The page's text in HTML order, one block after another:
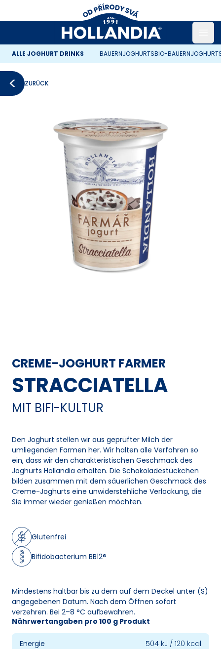
ALLE JOGHURT DRINKS BAUERNJOGHURTSBIO-
ZURÜCK
CREME-JOGHURT FARMER
STRACCIATELLA
MIT BIFI-KULTUR
Den Joghurt stellen wir aus geprüfter Milch der
umliegenden Farmen her. Wir halten alle Verfahren so
ein, dass wir den charakteristischen Geschmack des
Joghurts Hollandia erhalten. Die Schokoladestückchen
bilden zusammen mit dem säuerlichen Geschmack des
Creme-Joghurts eine unwiderstehliche Verlockung, die
Sie immer wieder genießen möchten.
Glutenfrei
Bifidobacterium BB12®
Mindestens haltbar bis zu dem auf dem Deckel unter (S)
angegebenen Datum. Nach dem Öffnen sofort
verzehren. Bei 2–8 °C aufbewahren.
Nährwertangaben pro 100 g Produkt
Energie 504 kJ / 120 kcal